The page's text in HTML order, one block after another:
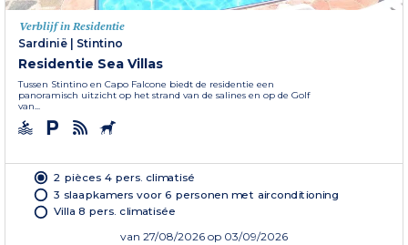
Verblijf in Residentie
Sardinië
Stintino
Residentie Sea Villas
Tussen Stintino en Capo Falcone biedt de residentie een
panoramisch uitzicht op het strand van de salines en op de Golf
van...
2 pièces 4 pers. climatisé
3 slaapkamers voor 6 personen met airconditioning
Villa 8 pers. climatisée
van 27/08/2026 op 03/09/2026